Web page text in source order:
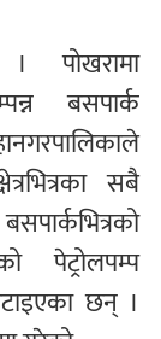
पोखरामा
बसपार्क
सबै
पेट्रोलपम्प
छन् ।